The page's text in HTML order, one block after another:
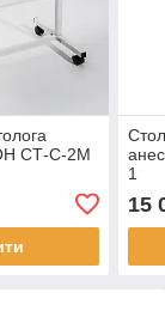
СТ-С-2М
1
15